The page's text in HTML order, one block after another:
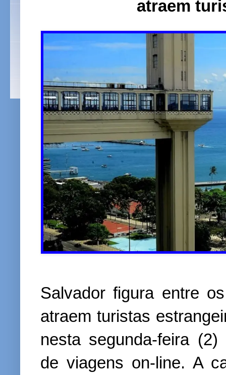
atraem
Salvador figura entre
atraem turistas
nesta segunda-feira
de viagens on-line. A